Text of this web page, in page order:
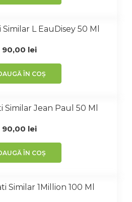
L EauDisey 50 Ml
90,00 lei
ÎN COȘ
Jean Paul 50 Ml
90,00 lei
ÎN COȘ
Similar 1Million 100 Ml